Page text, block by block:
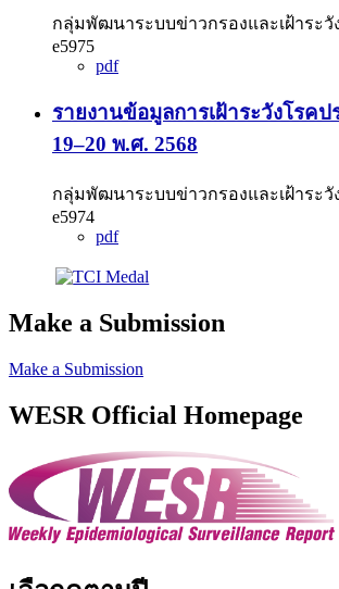
กลุ่มพัฒนาระบบข่าวกรองและเฝ้าระวั
e5975
pdf
รายงานข้อมูลการเฝ้าระวังโรค
19–20 พ.ศ. 2568
กลุ่มพัฒนาระบบข่าวกรองและเฝ้าระวั
e5974
pdf
Make a Submission
Make a Submission
WESR Official Homepage